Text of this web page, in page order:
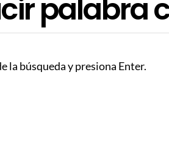
la búsqueda y presiona Enter.